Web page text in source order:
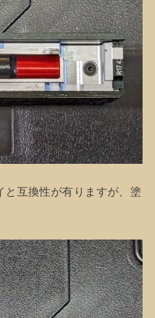
と互換性が有りますが、塗